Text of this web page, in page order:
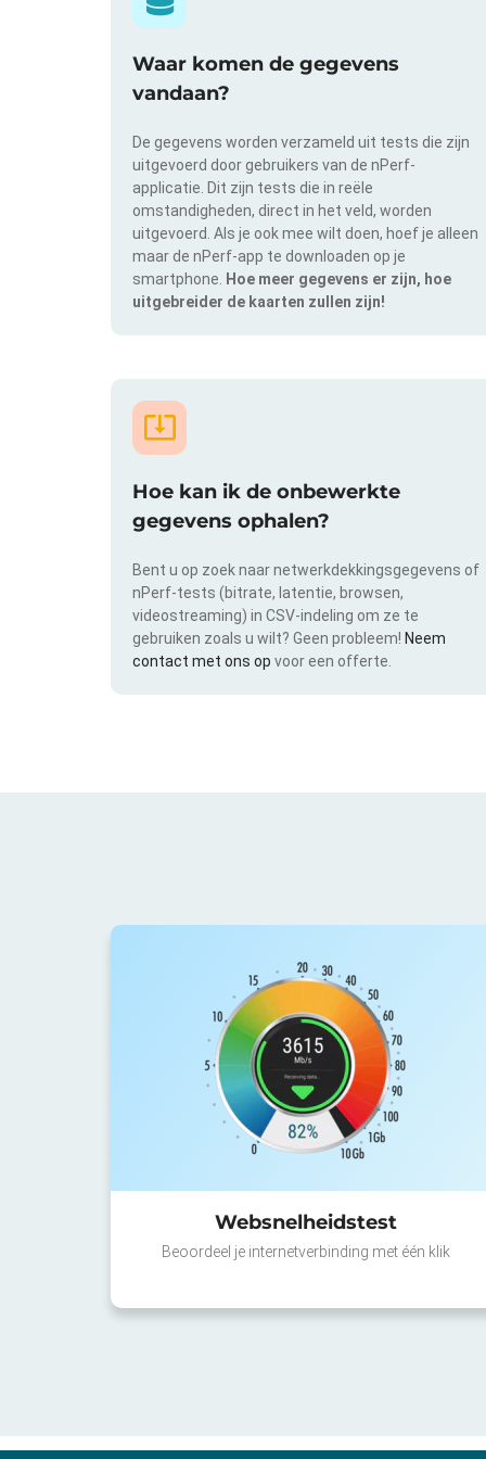
Waar komen de gegevens
vandaan?
De gegevens worden verzameld uit tests die zijn
uitgevoerd door gebruikers van de nPerf-
applicatie. Dit zijn tests die in reële
omstandigheden, direct in het veld, worden
uitgevoerd. Als je ook mee wilt doen, hoef je alleen
maar de nPerf-app te downloaden op je
smartphone.
Hoe meer gegevens er zijn, hoe
uitgebreider de kaarten zullen zijn!
Hoe kan ik de onbewerkte
gegevens ophalen?
Bent u op zoek naar netwerkdekkingsgegevens of
nPerf-tests (bitrate, latentie, browsen,
videostreaming) in CSV-indeling om ze te
gebruiken zoals u wilt? Geen probleem! Neem
contact met ons op voor een offerte.
Websnelheidstest
Beoordeel je internetverbinding met één klik